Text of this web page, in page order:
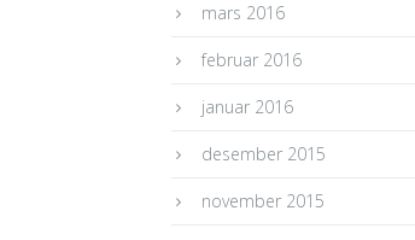
mars 2016
februar 2016
januar 2016
desember 2015
november 2015